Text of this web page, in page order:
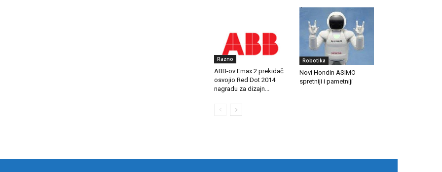
Razno
ABB-ov Emax 2 prekidač
osvojio Red Dot 2014
nagradu za dizajn...
Robotika
Novi Hondin ASIMO
spretniji i pametniji